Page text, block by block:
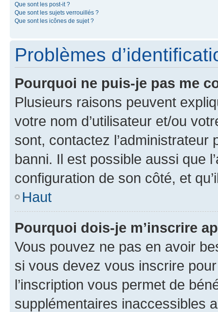
Que sont les post-it ?
Que sont les sujets verrouillés ?
Que sont les icônes de sujet ?
Problèmes
Pourquoi ne puis-je pas me
Plusieurs raisons peuvent
votre nom d’utilisateur et/ou
sont, contactez l’administrateur
banni. Il est possible aussi que
configuration de son côté, et
Haut
Pourquoi dois-je m’inscrire
Vous pouvez ne pas en avoir
si vous devez vous inscrire
l’inscription vous permet de
supplémentaires inaccessibles